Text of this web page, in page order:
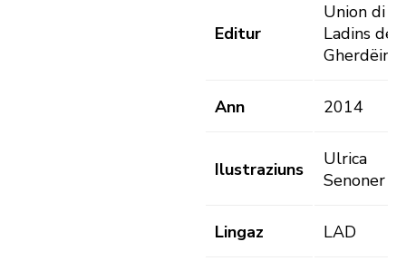
Editur
Union di
Ladins de
Gherdëina
Ann 2014
Ilustraziuns
Ulrica
Senoner
Lingaz LAD